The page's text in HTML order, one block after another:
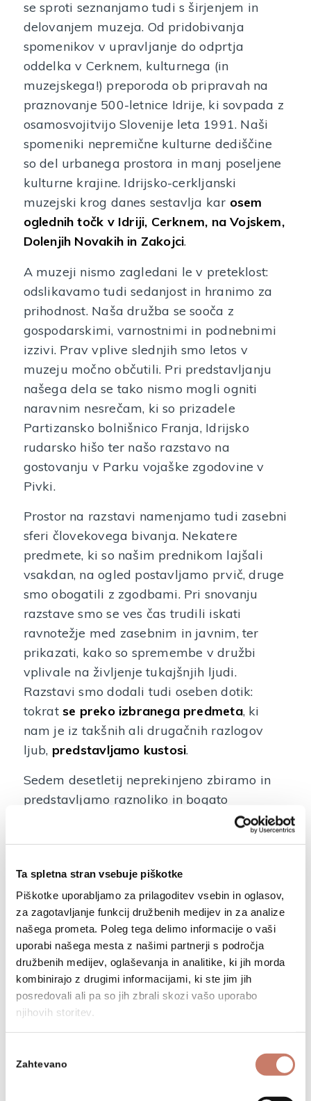
Ta spletna stran vsebuje piškotke
Piškotke uporabljamo za prilagoditev vsebin in oglasov,
za zagotavljanje funkcij družbenih medijev in za analize
našega prometa. Poleg tega delimo informacije o vaši
uporabi našega mesta z našimi partnerji s področja
družbenih medijev, oglaševanja in analitike, ki jih morda
kombinirajo z drugimi informacijami, ki ste jim jih
posredovali ali pa so jih zbrali skozi vašo uporabo
njihovih storitev.
soglasja
Zahtevano
se sproti seznanjamo tudi s širjenjem in
delovanjem muzeja. Od pridobivanja
spomenikov v upravljanje do odprtja
oddelka v Cerknem, kulturnega (in
muzejskega!) preporoda ob pripravah na
praznovanje 500-letnice Idrije, ki sovpada z
osamosvojitvijo Slovenije leta 1991. Naši
spomeniki nepremične kulturne dediščine
so del urbanega prostora in manj poseljene
kulturne krajine. Idrijsko-cerkljanski
muzejski krog danes sestavlja kar osem
oglednih točk v Idriji, Cerknem, na Vojskem,
Dolenjih Novakih in Zakojci.
A muzeji nismo zagledani le v preteklost:
odslikavamo tudi sedanjost in hranimo za
prihodnost. Naša družba se sooča z
gospodarskimi, varnostnimi in podnebnimi
izzivi. Prav vplive slednjih smo letos v
muzeju močno občutili. Pri predstavljanju
našega dela se tako nismo mogli ogniti
naravnim nesrečam, ki so prizadele
Partizansko bolnišnico Franja, Idrijsko
rudarsko hišo ter našo razstavo na
gostovanju v Parku vojaške zgodovine v
Pivki.
Prostor na razstavi namenjamo tudi zasebni
sferi človekovega bivanja. Nekatere
predmete, ki so našim prednikom lajšali
vsakdan, na ogled postavljamo prvič, druge
smo obogatili z zgodbami. Pri snovanju
razstave smo se ves čas trudili iskati
ravnotežje med zasebnim in javnim, ter
prikazati, kako so spremembe v družbi
vplivale na življenje tukajšnjih ljudi.
Razstavi smo dodali tudi oseben dotik:
tokratse preko izbranega predmeta, ki
nam je iz takšnih ali drugačnih razlogov
ljub, predstavljamo kustosi.
Sedem desetletij neprekinjeno zbiramo in
predstavljamo raznoliko in bogato
dediščino Idrijskega in Cerkljanskega. Smo
kulturno in ustvarjalno stičišče, shramba
poznamo svojo dediščino, lahko iz
iznajdljivosti, znanja in poguma naših
prednikov črpamo navdih in ponos.
Razstavo posvečamo vsem generacijam
muzealcev, kulturnim zanesenjakom in
skupnosti.
Javna vodstva:
27. 9. 2023 ob 17.00 s kustosinjo Ivano